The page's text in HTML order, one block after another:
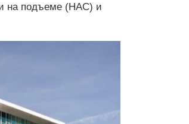
на подъеме (HAC) и